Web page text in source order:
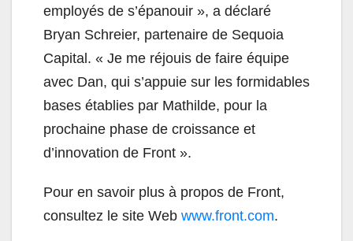
employés de s’épanouir », a déclaré
Bryan Schreier, partenaire de Sequoia
Capital. « Je me réjouis de faire équipe
avec Dan, qui s’appuie sur les formidables
bases établies par Mathilde, pour la
prochaine phase de croissance et
d’innovation de Front ».
Pour en savoir plus à propos de Front,
consultez le site Web www.front.com.